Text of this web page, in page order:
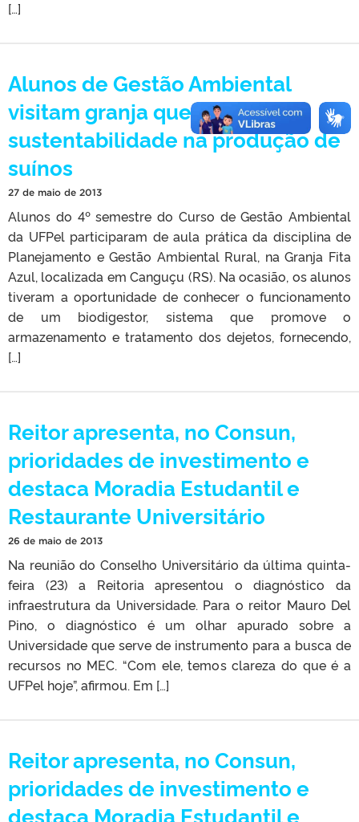
[…]
Alunos de Gestão Ambiental
visitam granja que preza por
sustentabilidade na produção de
suínos
27 de maio de 2013
Alunos do 4º semestre do Curso de Gestão Ambiental
da UFPel participaram de aula prática da disciplina de
Planejamento e Gestão Ambiental Rural, na Granja Fita
Azul, localizada em Canguçu (RS). Na ocasião, os alunos
tiveram a oportunidade de conhecer o funcionamento
de um biodigestor, sistema que promove o
armazenamento e tratamento dos dejetos, fornecendo,
[…]
Reitor apresenta, no Consun,
prioridades de investimento e
destaca Moradia Estudantil e
Restaurante Universitário
26 de maio de 2013
Na reunião do Conselho Universitário da última quinta-
feira (23) a Reitoria apresentou o diagnóstico da
infraestrutura da Universidade. Para o reitor Mauro Del
Pino, o diagnóstico é um olhar apurado sobre a
Universidade que serve de instrumento para a busca de
recursos no MEC. “Com ele, temos clareza do que é a
UFPel hoje”, afirmou. Em […]
Reitor apresenta, no Consun,
prioridades de investimento e
destaca Moradia Estudantil e